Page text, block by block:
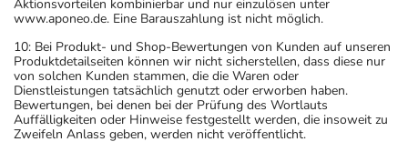
Aktionsvorteilen kombinierbar und nur einzulösen unter
www.aponeo.de. Eine Barauszahlung ist nicht möglich.
10: Bei Produkt- und Shop-Bewertungen von Kunden auf unseren
Produktdetailseiten können wir nicht sicherstellen, dass diese nur
von solchen Kunden stammen, die die Waren oder
Dienstleistungen tatsächlich genutzt oder erworben haben.
Bewertungen, bei denen bei der Prüfung des Wortlauts
Auffälligkeiten oder Hinweise festgestellt werden, die insoweit zu
Zweifeln Anlass geben, werden nicht veröffentlicht.